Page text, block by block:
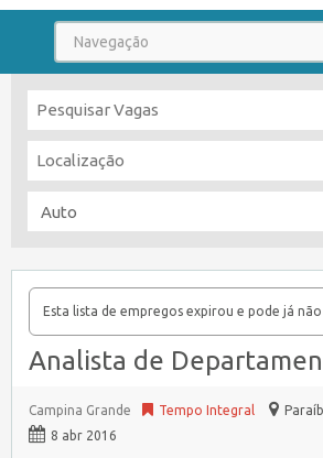
Esta lista de empregos expirou e pode já
Analista de
Campina Grande Tempo Integral
8 abr 2016